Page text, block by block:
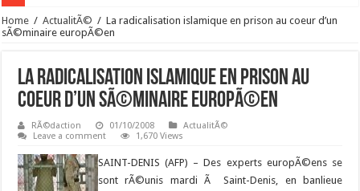
Home / ActualitÃ© / La radicalisation islamique en prison au coeur d’un
sÃ©minaire europÃ©en
La radicalisation islamique en prison au
coeur d’un sÃ©minaire europÃ©en
RÃ©daction 01/10/2008
ActualitÃ©
Leave a comment
1,670 Views
SAINT-DENIS (AFP) – Des experts europÃ©ens se
sont rÃ©unis mardi Ã Saint-Denis, en banlieue